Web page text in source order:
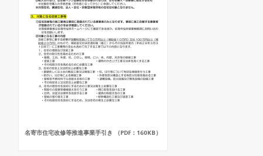
名寄市住宅改修等推進事業手引き （PDF：160KB）